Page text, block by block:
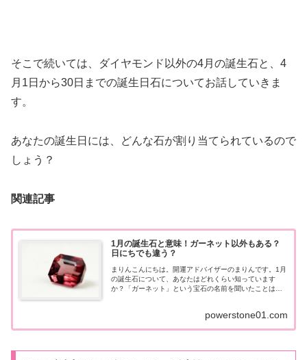
そこで続いては、ダイヤモンド以外の4月の誕生石と、4
月1日から30日までの誕生日石についてお話していきま
す。
あなたの誕生日には、どんな石が割り当てられているので
しょう？
関連記事
1月の誕生石と意味！ガーネット以外もある？
日にちでも違う？
まりんこんにちは。開運アドバイザーのまりんです。1月
の誕生石について、あなたはどれくらい知っています
か？「ガーネット」という宝石の名前を聞いたことはあ
powerstone01.com